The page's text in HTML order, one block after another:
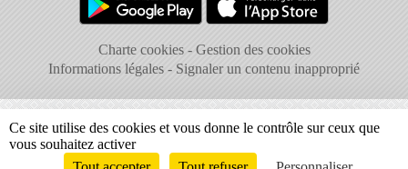
Charte cookies
Gestion des cookies
Informations légales
Signaler un contenu inapproprié
Ce site utilise des cookies et vous donne le contrôle sur ceux que
vous souhaitez activer